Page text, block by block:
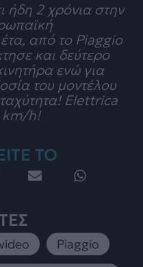
ήδη 2 χρόνια στην
από το Piaggio
και δεύτερο
ενώ για
του μοντέλου
Elettrica
km/h!
ΤΟ
Piaggio